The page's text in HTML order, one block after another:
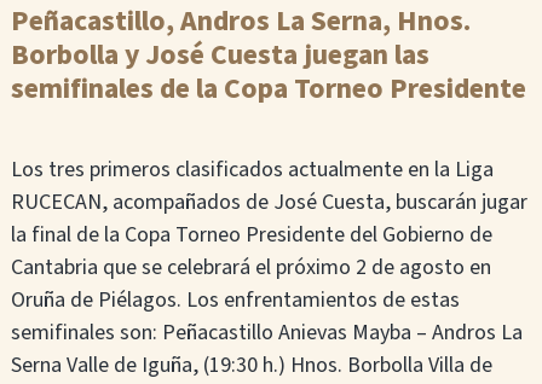
Peñacastillo, Andros La Serna, Hnos.
Borbolla y José Cuesta juegan las
semifinales de la Copa Torneo Presidente
Los tres primeros clasificados actualmente en la Liga
RUCECAN, acompañados de José Cuesta, buscarán jugar
la final de la Copa Torneo Presidente del Gobierno de
Cantabria que se celebrará el próximo 2 de agosto en
Oruña de Piélagos. Los enfrentamientos de estas
semifinales son: Peñacastillo Anievas Mayba – Andros La
Serna Valle de Iguña, (19:30 h.) Hnos. Borbolla Villa de